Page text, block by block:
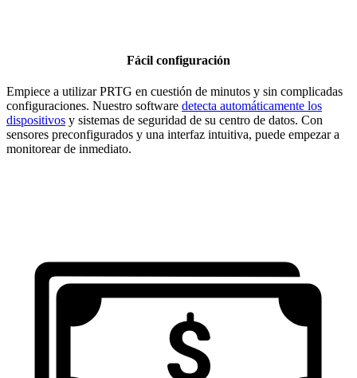
Fácil configuración
Empiece a utilizar PRTG en cuestión de minutos y sin complicadas
configuraciones. Nuestro software detecta automáticamente los
dispositivos y sistemas de seguridad de su centro de datos. Con
sensores preconfigurados y una interfaz intuitiva, puede empezar a
monitorear de inmediato.